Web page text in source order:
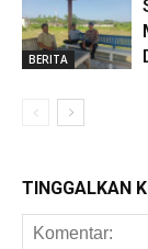
BERITA
TINGGALKAN